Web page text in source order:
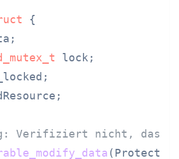
{
lock;
Verifiziert nicht, dass